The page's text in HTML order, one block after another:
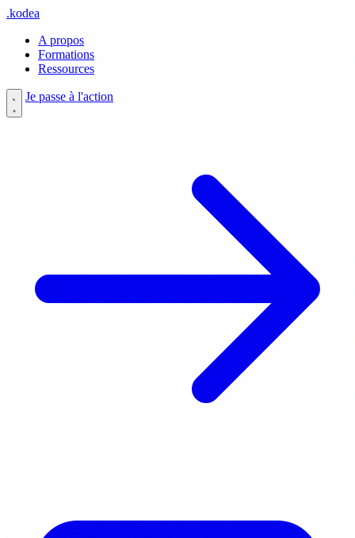
.kodea
A propos
Formations
Ressources
Je passe à l'action